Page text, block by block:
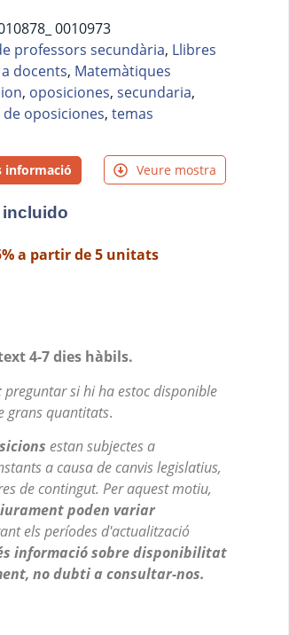
0010973
professors secundària, Llibres
docents, Matemàtiques
, oposiciones, secundaria,
oposiciones, temas
informació Veure mostra
incluido
a partir de 5 unitats
4-7 dies hàbils.
preguntar si hi ha estoc disponible
grans quantitats.
estan subjectes a
a causa de canvis legislatius,
de contingut. Per aquest motiu,
poden variar
els períodes d'actualització
informació sobre disponibilitat
no dubti a consultar-nos.